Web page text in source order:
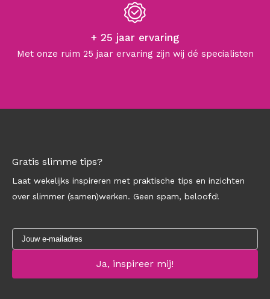
+ 25 jaar ervaring
Met onze ruim 25 jaar ervaring zijn wij dé specialisten
Gratis slimme tips?
Laat wekelijks inspireren met praktische tips en inzichten
over slimmer (samen)werken. Geen spam, beloofd!